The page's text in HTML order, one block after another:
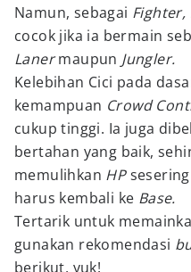
Namun, sebagai
cocok jika ia bermain
Lanermaupun Jungler.
Kelebihan Cici pada
kemampuan Crowd
cukup tinggi. Ia juga
bertahan yang baik,
memulihkan HP
harus kembali ke Base.
Tertarik untuk
gunakan rekomendasi
berikut, yuk!